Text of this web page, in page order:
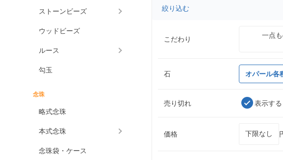
ストーンビーズ
ウッドビーズ
ルース
勾玉
念珠
略式念珠
本式念珠
念珠袋・ケース
絞り込む
こだわり 一点も
石 オパール各
売り切れ 表示する
価格